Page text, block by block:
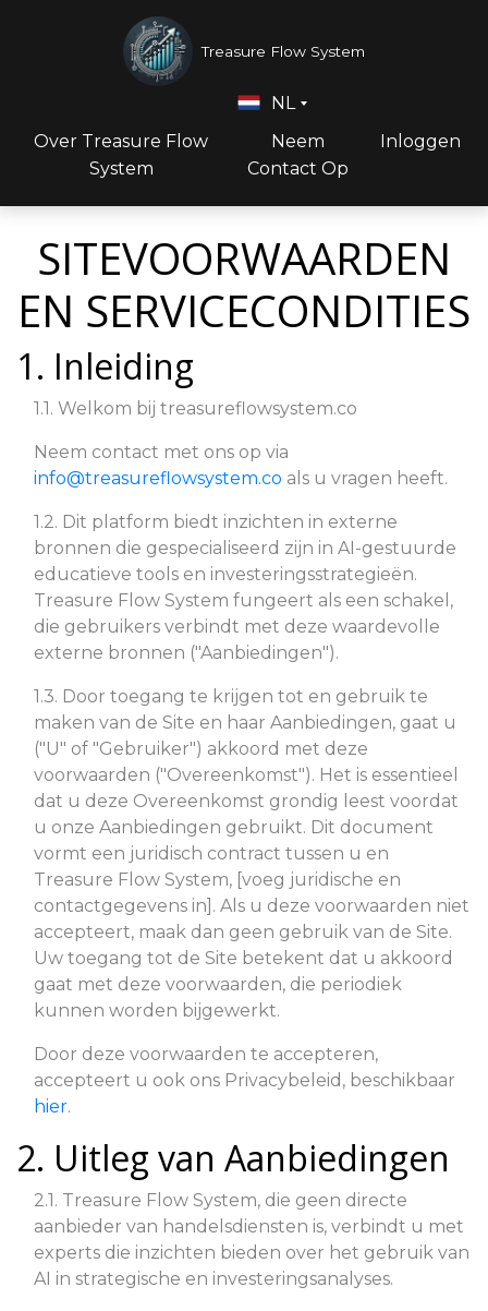
Treasure Flow System
Over Treasure Flow
System
Neem
Contact Op
Inloggen
NL
SITEVOORWAARDEN
EN SERVICECONDITIES
1. Inleiding
1.1. Welkom bij treasureflowsystem.co
Neem contact met ons op via
info@treasureflowsystem.co als u vragen heeft.
1.2. Dit platform biedt inzichten in externe
bronnen die gespecialiseerd zijn in AI-gestuurde
educatieve tools en investeringsstrategieën.
Treasure Flow System fungeert als een schakel,
die gebruikers verbindt met deze waardevolle
externe bronnen ("Aanbiedingen").
1.3. Door toegang te krijgen tot en gebruik te
maken van de Site en haar Aanbiedingen, gaat u
("U" of "Gebruiker") akkoord met deze
voorwaarden ("Overeenkomst"). Het is essentieel
dat u deze Overeenkomst grondig leest voordat
u onze Aanbiedingen gebruikt. Dit document
vormt een juridisch contract tussen u en
Treasure Flow System, [voeg juridische en
contactgegevens in]. Als u deze voorwaarden niet
accepteert, maak dan geen gebruik van de Site.
Uw toegang tot de Site betekent dat u akkoord
gaat met deze voorwaarden, die periodiek
kunnen worden bijgewerkt.
Door deze voorwaarden te accepteren,
accepteert u ook ons Privacybeleid, beschikbaar
hier.
2. Uitleg van Aanbiedingen
2.1. Treasure Flow System, die geen directe
aanbieder van handelsdiensten is, verbindt u met
experts die inzichten bieden over het gebruik van
AI in strategische en investeringsanalyses.